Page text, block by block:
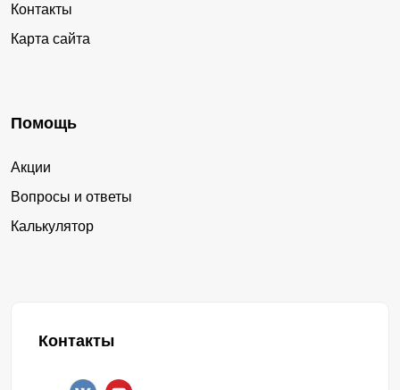
Контакты
Карта сайта
Помощь
Акции
Вопросы и ответы
Калькулятор
Контакты